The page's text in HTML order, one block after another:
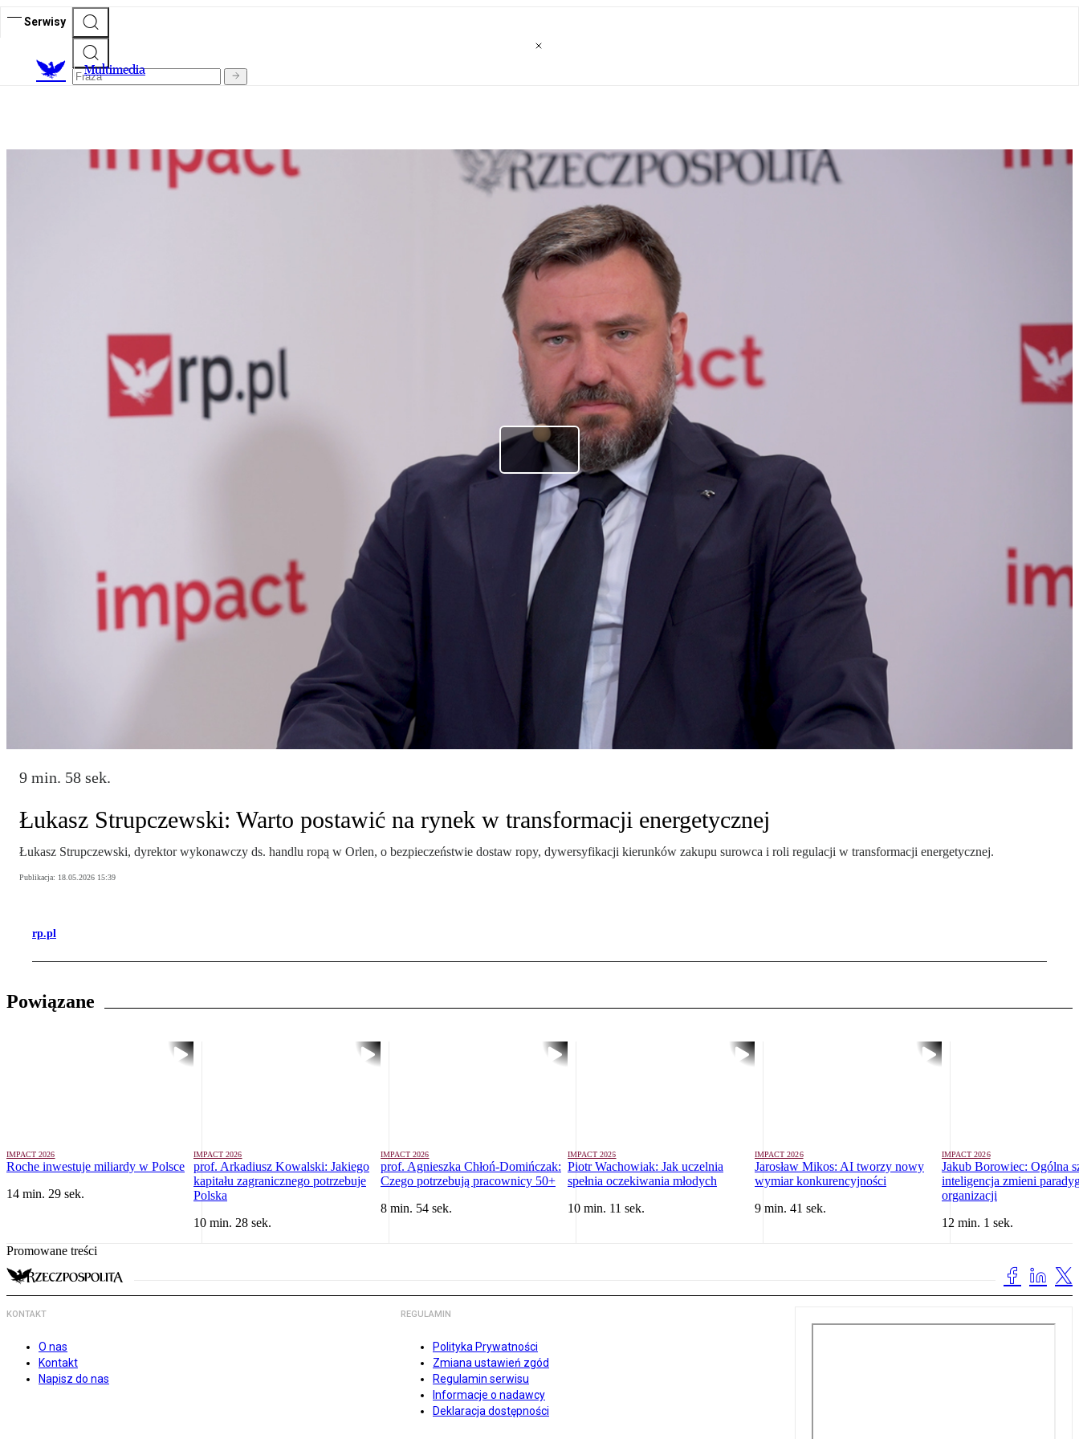
Serwisy
Multimedia
9 min. 58 sek.
Łukasz Strupczewski: Warto postawić na rynek w transformacji energetycznej
Łukasz Strupczewski, dyrektor wykonawczy ds. handlu ropą w Orlen, o bezpieczeństwie dostaw ropy, dywersyfikacji kierunków zakupu surowca i roli regulacji w transformacji energetycznej.
Publikacja: 18.05.2026 15:39
rp.pl
Powiązane
IMPACT 2026
Roche inwestuje miliardy w Polsce
14 min. 29 sek.
IMPACT 2026
prof. Arkadiusz Kowalski: Jakiego
kapitału zagranicznego potrzebuje
Polska
10 min. 28 sek.
IMPACT 2026
prof. Agnieszka Chłoń-Domińczak:
Czego potrzebują pracownicy 50+
8 min. 54 sek.
IMPACT 2026
Piotr Wachowiak: Jak uczelnia
spełnia oczekiwania młodych
10 min. 11 sek.
IMPACT 2026
Jarosław Mikos: AI tworzy nowy
wymiar konkurencyjności
9 min. 41 sek.
IMPACT 2026
Jakub Borowiec: Ogólna
inteligencja zmieni
organizacji
12 min. 1 sek.
Promowane treści
KONTAKT
O nas
Kontakt
Napisz do nas
REGULAMIN
Polityka Prywatności
Zmiana ustawień zgód
Regulamin serwisu
Informacje o nadawcy
Deklaracja dostępności